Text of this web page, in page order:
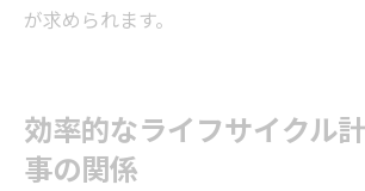
が求められます。
効率的なライフサイクル
事の関係